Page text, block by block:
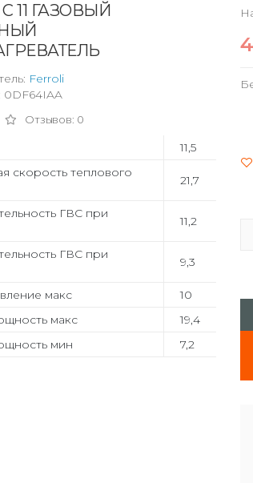
C 11 ГАЗОВЫЙ
Ferroli
0DF64IAA
Отзывов: 0
11,5
скорость теплового
21,7
ГВС при
11,2
ГВС при
9,3
макс
10
макс
19,4
мин
7,2